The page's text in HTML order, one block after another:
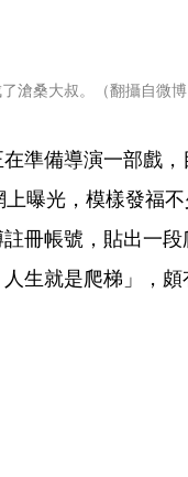
滄桑大叔。（翻攝自微博
準備導演一部戲
曝光，模樣發福
冊帳號，貼出一
生就是爬梯」，頗